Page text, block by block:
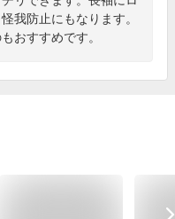
我防止にもなります。
おすすめです。